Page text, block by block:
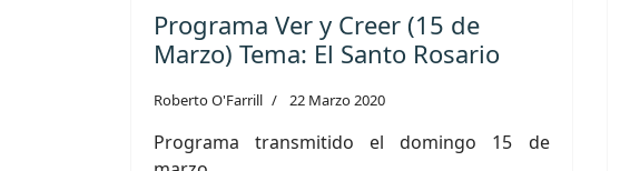
Programa Ver y Creer (15 de
Marzo) Tema: El Santo Rosario
Roberto O'Farrill 22 Marzo 2020
Programa transmitido el domingo 15 de